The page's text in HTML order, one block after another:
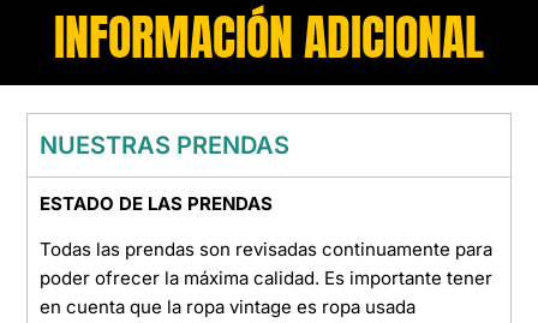
INFORMACIÓN ADICIONAL
NUESTRAS PRENDAS
ESTADO DE LAS PRENDAS
Todas las prendas son revisadas continuamente para
poder ofrecer la máxima calidad. Es importante tener
en cuenta que la ropa vintage es ropa usada